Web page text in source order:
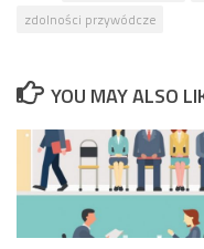
zdolności przywódcze
YOU MAY ALSO